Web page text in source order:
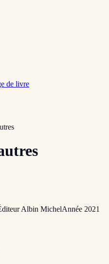
de livre
Albin MichelAnnée 2021